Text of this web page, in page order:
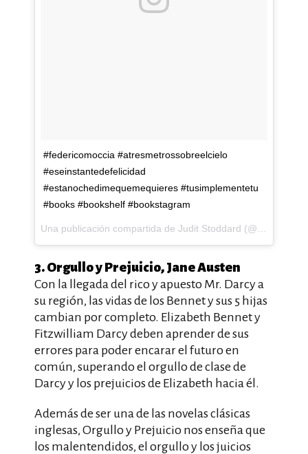
#federicomoccia #atresmetrossobreelcielo
#eseinstantedefelicidad
#estanochedimequemequieres #tusimplementetu
#books #bookshelf #bookstagram
3. Orgullo y Prejuicio, Jane Austen
Con la llegada del rico y apuesto Mr. Darcy a
su región, las vidas de los Bennet y sus 5 hijas
cambian por completo. Elizabeth Bennet y
Fitzwilliam Darcy deben aprender de sus
errores para poder encarar el futuro en
común, superando el orgullo de clase de
Darcy y los prejuicios de Elizabeth hacia él.
Además de ser una de las novelas clásicas
inglesas, Orgullo y Prejuicio nos enseña que
los malentendidos, el orgullo y los juicios